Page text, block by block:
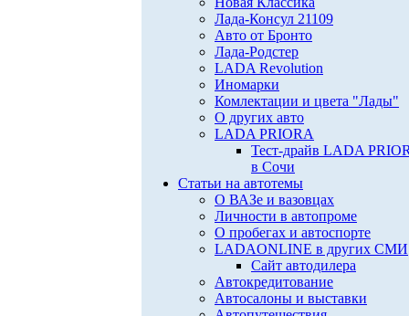
Лада-Консул 21109
Авто от Бронто
Лада-Родстер
LADA Revolution
Иномарки
Комлектации и цвета "Лады"
О других авто
LADA PRIORA
Тест-драйв LADA
в Сочи
Статьи на автотемы
О ВАЗе и вазовцах
Личности в автопроме
О пробегах и автоспорте
LADAONLINE в других СМИ
Сайт автодилера
Автокредитование
Автосалоны и выставки